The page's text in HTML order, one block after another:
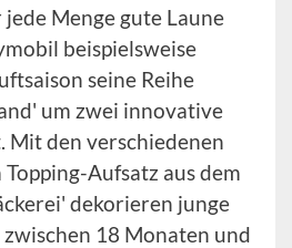
Menge gute Laune
beispielsweise
seine Reihe
um zwei innovative
Mit den verschiedenen
Aufsatz aus dem
dekorieren junge
18 Monaten und